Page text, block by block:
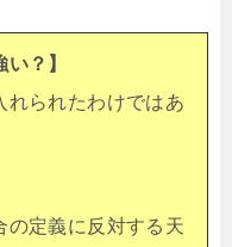
？】
れられたわけではあ
の定義に反対する天